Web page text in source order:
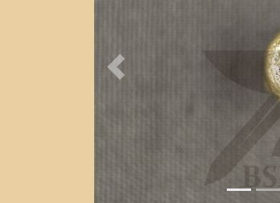
Предыдущее